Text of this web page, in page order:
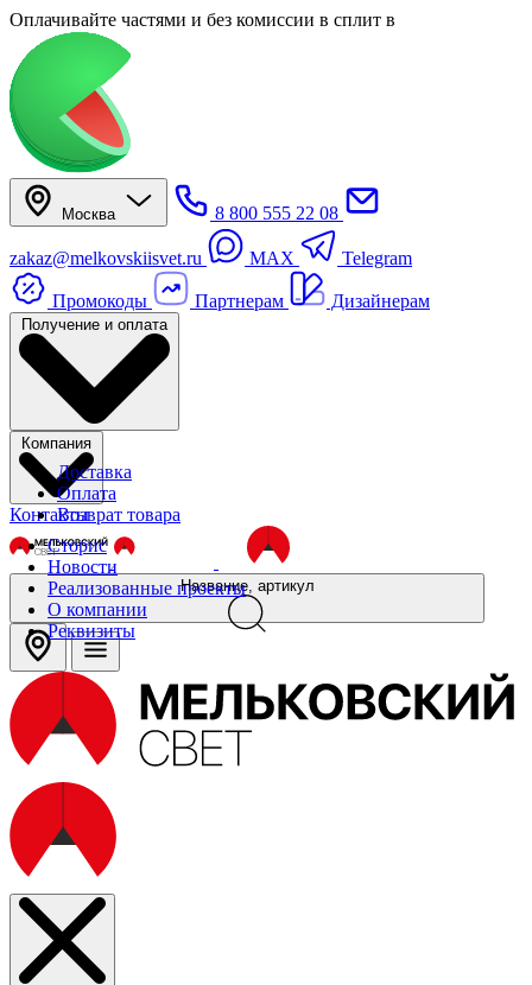
Оплачивайте частями и без комиссии в сплит в
Москва 8 800 555 22 08
zakaz@melkovskiisvet.ru MAX Telegram
Промокоды Партнерам Дизайнерам
Получение и оплата
Доставка
Оплата
Возврат товара
Компания
Сторис
Новости
Реализованные проекты
О компании
Реквизиты
Контакты
Название, артикул